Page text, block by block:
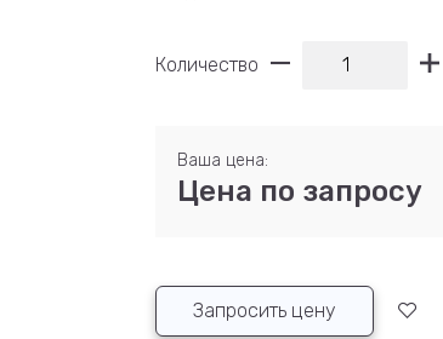
Количество
Ваша цена:
Цена по запросу
Запросить цену